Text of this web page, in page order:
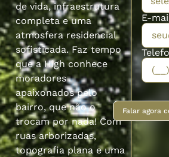
de vida, infraestrutura
completa e uma
atmosfera residencial
sofisticada. Faz tempo
que a High conhece
moradores
apaixonados pelo
bairro, que não o
trocam por nada! Com
ruas arborizadas,
topografia plana e uma
E-
Falar agora